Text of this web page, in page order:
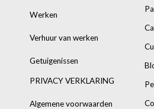
Werken
Verhuur van werken
Getuigenissen
PRIVACY VERKLARING
Algemene voorwaarden